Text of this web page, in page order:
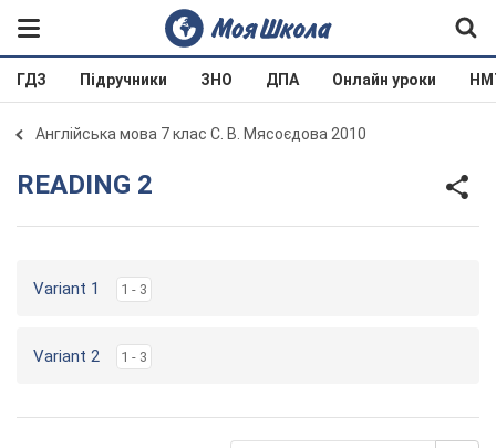
ГДЗ Підручники ЗНО ДПА Онлайн уроки
Англійська мова 7 клас С. В. Мясоєдова 2010
READING 2
Variant 1 1 - 3
Variant 2 1 - 3